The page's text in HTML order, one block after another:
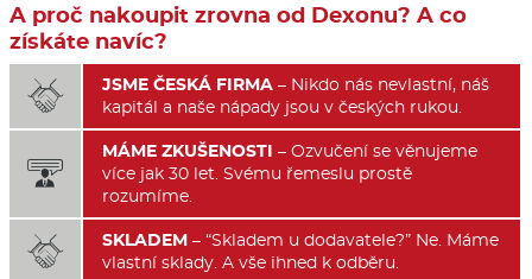
A proč nakoupit zrovna od Dexonu? A co
získáte navíc?
 JSME ČESKÁ FIRMA – Nikdo nás nevlastní, náš
kapitál a naše nápady jsou v českých rukou.

MÁME ZKUŠENOSTI – Ozvučení se věnujeme
více jak 30 let. Svému řemeslu prostě
rozumíme.
 SKLADEM – “Skladem u dodavatele?” Ne. Máme
vlastní sklady. A vše ihned k odběru.